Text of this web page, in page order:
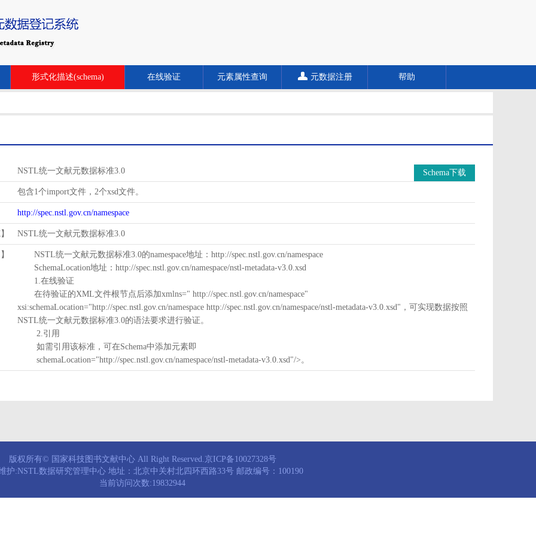
形式化描述(schema) 在线验证 元素属性查询 元数据注册 帮助
NSTL统一文献元数据标准3.0 Schema下载
包含1个import文件，2个xsd文件。
http://spec.nstl.gov.cn/namespace
NSTL统一文献元数据标准3.0
NSTL统一文献元数据标准3.0的namespace地址：http://spec.nstl.gov.cn/namespace
SchemaLocation地址：http://spec.nstl.gov.cn/namespace/nstl-metadata-v3.0.xsd
1.在线验证
在待验证的XML文件根节点后添加xmlns=" http://spec.nstl.gov.cn/namespace"
xsi:schemaLocation="http://spec.nstl.gov.cn/namespace http://spec.nstl.gov.cn/namespace/nstl-metadata-v3.0.xsd"，可实现数据按照
NSTL统一文献元数据标准3.0的语法要求进行验证。
2.引用
如需引用该标准，可在Schema中添加元素即
schemaLocation="http://spec.nstl.gov.cn/namespace/nstl-metadata-v3.0.xsd"/>。
版权所有© 国家科技图书文献中心 All Right Reserved.京ICP备10027328号
护:NSTL数据研究管理中心 地址：北京中关村北四环西路33号 邮政编号：100190
当前访问次数:19832944